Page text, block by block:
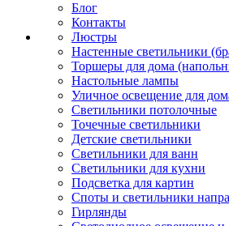
Блог
Контакты
Люстры
Настенные светильники
Торшеры для дома
Настольные лампы
Уличное освещение для
Светильники потолочные
Точечные светильники
Детские светильники
Светильники для ванн
Светильники для кухни
Подсветка для картин
Споты и светильники
Гирлянды